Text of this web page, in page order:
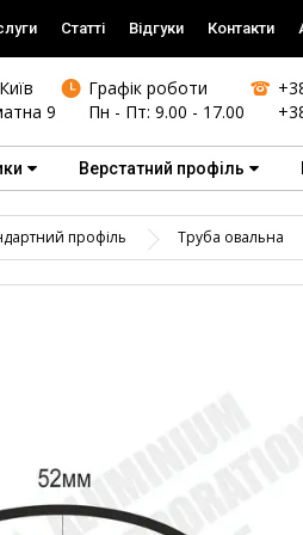
Статті Відгуки Контакти
9
Графік роботи
Пн - Пт: 9.00 - 17.00
Верстатний профіль
профіль Труба овальна